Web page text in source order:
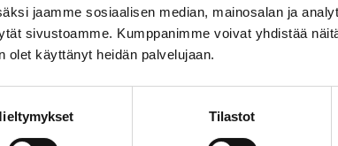
jaamme sosiaalisen median, mainosalan ja
sivustoamme. Kumppanimme voivat yhdistää
olet käyttänyt heidän palvelujaan.
Tilastot